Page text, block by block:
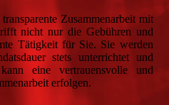
Zusammenarbeit mit
nicht nur die Gebühren und
Tätigkeit für Sie. Sie werden
stets unterrichtet und
eine vertrauensvolle und
erfolgen.